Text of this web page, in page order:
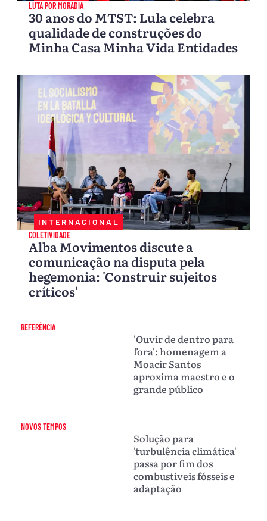
LUTA POR MORADIA
30 anos do MTST: Lula celebra
qualidade de construções do
Minha Casa Minha Vida Entidades
INTERNACIONAL
COLETIVIDADE
Alba Movimentos discute a
comunicação na disputa pela
hegemonia: 'Construir sujeitos
críticos'
REFERÊNCIA
'Ouvir de dentro para
fora': homenagem a
Moacir Santos
aproxima maestro e o
grande público
NOVOS TEMPOS
Solução para
'turbulência climática'
passa por fim dos
combustíveis fósseis e
adaptação